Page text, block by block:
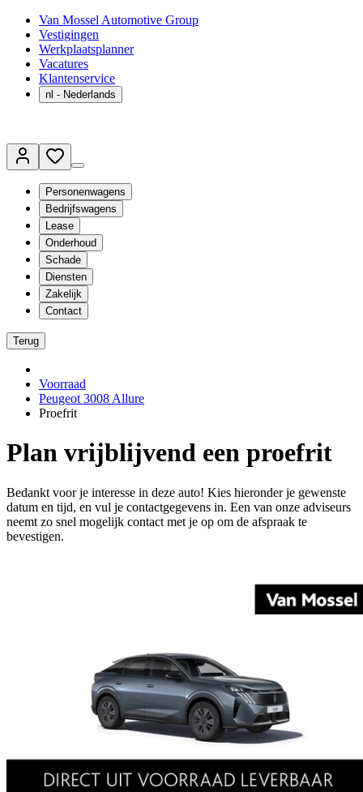
Van Mossel Automotive Group
Vestigingen
Werkplaatsplanner
Vacatures
Klantenservice
nl - Nederlands
Personenwagens
Bedrijfswagens
Lease
Onderhoud
Schade
Diensten
Zakelijk
Contact
Terug
Voorraad
Peugeot 3008 Allure
Proefrit
Plan vrijblijvend een proefrit
Bedankt voor je interesse in deze auto! Kies hieronder je gewenste
datum en tijd, en vul je contactgegevens in. Een van onze adviseurs
neemt zo snel mogelijk contact met je op om de afspraak te
bevestigen.